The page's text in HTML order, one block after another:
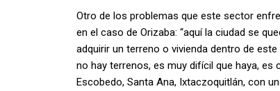
Otro de los problemas que este sector
en el caso de Orizaba: “aquí la ciudad se
adquirir un terreno o vivienda dentro de
no hay terrenos, es muy difícil que haya, es
Escobedo, Santa Ana, Ixtaczoquitlán, con